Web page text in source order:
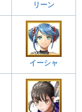
リーン
イーシャ